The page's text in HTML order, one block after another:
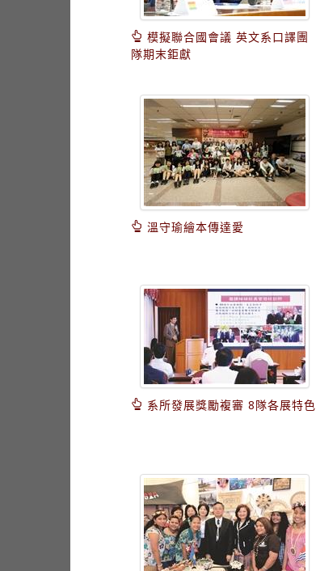
模擬聯合國會議 英文系口譯團
隊期末鉅獻
溫守瑜繪本傳達愛
系所發展獎勵複審 8隊各展特色